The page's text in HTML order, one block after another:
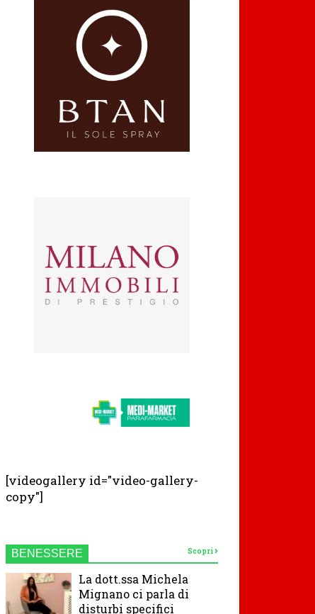
[videogallery id="video-gallery-
copy"]
BENESSERE Scopri
La dott.ssa Michela
Mignano ci parla di
disturbi specifici